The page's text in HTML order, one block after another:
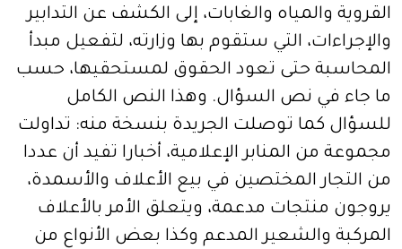
القروية والمياه والغابات، إلى الكشف عن التدابير
والإجراءات، التي ستقوم بها وزارته، لتفعيل مبدأ
المحاسبة حتى تعود الحقوق لمستحقيها، حسب
ما جاء في نص السؤال. وهذا النص الكامل
للسؤال كما توصلت الجريدة بنسخة منه: تداولت
مجموعة من المنابر الإعلامية، أخبارا تفيد أن عددا
من التجار المختصين في بيع الأعلاف والأسمدة،
يروجون منتجات مدعمة، ويتعلق الأمر بالأعلاف
المركبة والشعير المدعم وكذا بعض الأنواع من